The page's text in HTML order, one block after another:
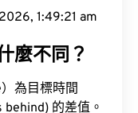
1:49:22 am
麼不同？
為目標時間
behind) 的差值。